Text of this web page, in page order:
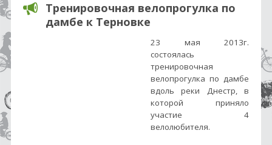
Тренировочная велопрогулка по
дамбе к Терновке
23 мая 2013г.
состоялась
тренировочная
велопрогулка по дамбе
вдоль реки Днестр, в
которой приняло
участие 4
велолюбителя.